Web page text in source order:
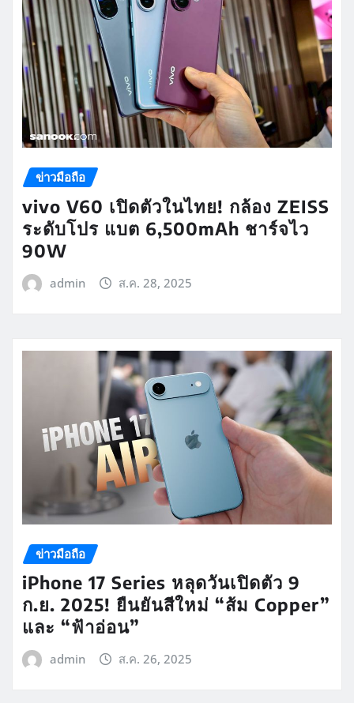
ข่าวมือถือ
vivo V60 เปิดตัวในไทย! กล้อง ZEISS
ระดับโปร แบต 6,500mAh ชาร์จไว
90W
admin ส.ค. 28, 2025
ข่าวมือถือ
iPhone 17 Series หลุดวันเปิดตัว 9
ก.ย. 2025! ยืนยันสีใหม่ “ส้ม Copper”
และ “ฟ้าอ่อน”
admin ส.ค. 26, 2025